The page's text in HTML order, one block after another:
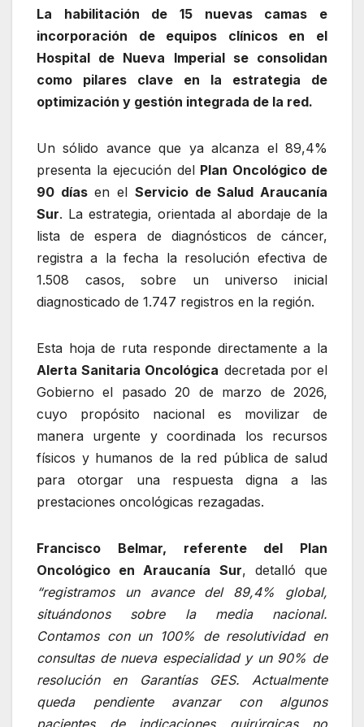
La habilitación de 15 nuevas camas e
incorporación de equipos clínicos en el
Hospital de Nueva Imperial se consolidan
como pilares clave en la estrategia de
optimización y gestión integrada de la red.
Un sólido avance que ya alcanza el 89,4%
presenta la ejecución del Plan Oncológico de
90 díasen el Servicio de Salud Araucanía
Sur. La estrategia, orientada al abordaje de la
lista de espera de diagnósticos de cáncer,
registra a la fecha la resolución efectiva de
1.508 casos, sobre un universo inicial
diagnosticado de 1.747 registros en la región.
Esta hoja de ruta responde directamente a la
Alerta Sanitaria Oncológica decretada por el
Gobierno el pasado 20 de marzo de 2026,
cuyo propósito nacional es movilizar de
manera urgente y coordinada los recursos
físicos y humanos de la red pública de salud
para otorgar una respuesta digna a las
prestaciones oncológicas rezagadas.
Francisco Belmar, referente del Plan
Oncológico en Araucanía Sur, detalló que
“registramos un avance del 89,4% global,
situándonos sobre la media nacional.
Contamos con un 100% de resolutividad en
consultas de nueva especialidad y un 90% de
resolución en Garantías GES. Actualmente
queda pendiente avanzar con algunos
pacientes de indicaciones quirúrgicas no